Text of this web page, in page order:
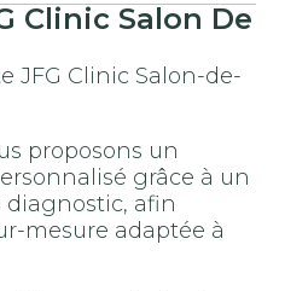
Clinic Salon De
JFG Clinic Salon-de-
proposons un
grâce à un
diagnostic, afin
mesure adaptée à